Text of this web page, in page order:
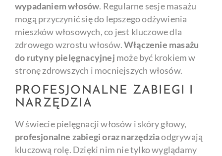
wypadaniem włosów. Regularne sesje masażu
mogą przyczynić się do lepszego odżywienia
mieszków włosowych, co jest kluczowe dla
zdrowego wzrostu włosów.Włączenie masażu
do rutyny pielęgnacyjnej może być krokiem w
stronę zdrowszych i mocniejszych włosów.
PROFESJONALNE ZABIEGI I
NARZĘDZIA
W świecie pielęgnacji włosów i skóry głowy,
profesjonalne zabiegi oraz narzędziaodgrywają
kluczową rolę. Dzięki nim nie tylko wyglądamy